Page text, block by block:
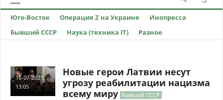
Юго-Восток Операция Z на Украине
Инопресса
Бывший СССР
Наука (техника IT) Разное
15-07-2021,
13:05
Новые герои Латвии несут
угрозу реабилитации нацизма
всему миру Бывший СССР